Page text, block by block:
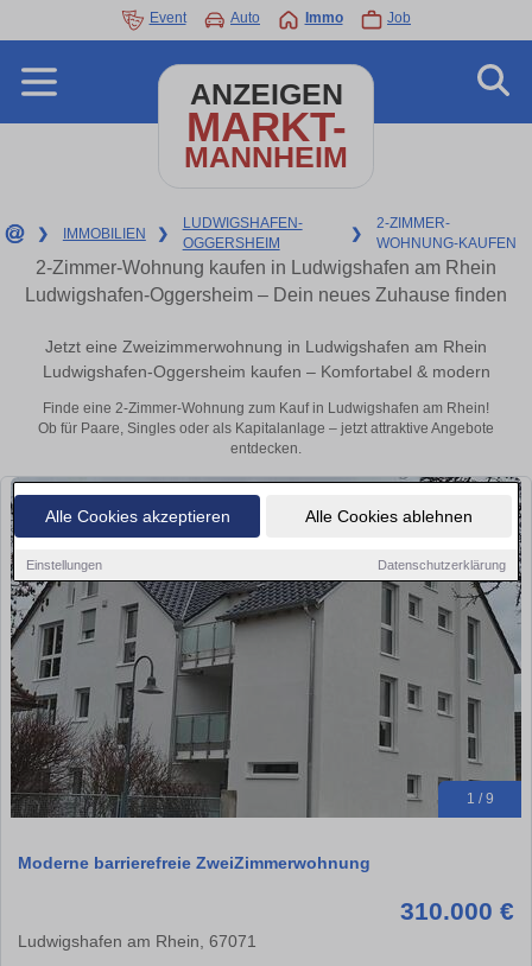
Alle Cookies akzeptieren Alle Cookies ablehnen
Einstellungen Datenschutzerklärung
Event Auto Immo Job
ANZEIGEN
MARKT-
MANNHEIM
❯ IMMOBILIEN ❯
LUDWIGSHAFEN-
OGGERSHEIM
❯
2-ZIMMER-
WOHNUNG-KAUFEN
2-Zimmer-Wohnung kaufen in Ludwigshafen am Rhein
Ludwigshafen-Oggersheim – Dein neues Zuhause finden
Jetzt eine Zweizimmerwohnung in Ludwigshafen am Rhein
Ludwigshafen-Oggersheim kaufen – Komfortabel & modern
Finde eine 2-Zimmer-Wohnung zum Kauf in Ludwigshafen am Rhein!
Ob für Paare, Singles oder als Kapitalanlage – jetzt attraktive Angebote
entdecken.
1 / 9
Moderne barrierefreie ZweiZimmerwohnung
310.000 €
Ludwigshafen am Rhein, 67071